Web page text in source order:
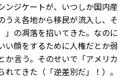
ンジケートが、いつしか国内産
うえ各地から移民が流入し、そ
」の凋落を招いてきた。なのに
い顔をするために人権だとか弱
か言う。そのせいで「アメリカ
てきた（「逆差別だ」！）。